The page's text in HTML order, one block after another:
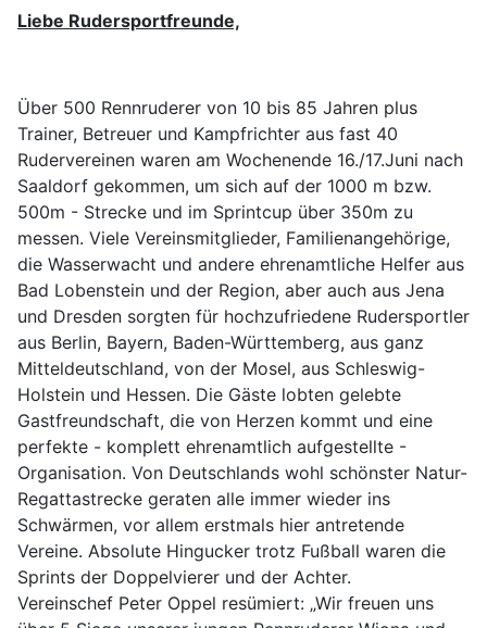
Liebe Rudersportfreunde,
Über 500 Rennruderer von 10 bis 85 Jahren plus
Trainer, Betreuer und Kampfrichter aus fast 40
Rudervereinen waren am Wochenende 16./17.Juni nach
Saaldorf gekommen, um sich auf der 1000 m bzw.
500m - Strecke und im Sprintcup über 350m zu
messen. Viele Vereinsmitglieder, Familienangehörige,
die Wasserwacht und andere ehrenamtliche Helfer aus
Bad Lobenstein und der Region, aber auch aus Jena
und Dresden sorgten für hochzufriedene Rudersportler
aus Berlin, Bayern, Baden-Württemberg, aus ganz
Mitteldeutschland, von der Mosel, aus Schleswig-
Holstein und Hessen. Die Gäste lobten gelebte
Gastfreundschaft, die von Herzen kommt und eine
perfekte - komplett ehrenamtlich aufgestellte -
Organisation. Von Deutschlands wohl schönster Natur-
Regattastrecke geraten alle immer wieder ins
Schwärmen, vor allem erstmals hier antretende
Vereine. Absolute Hingucker trotz Fußball waren die
Sprints der Doppelvierer und der Achter.
Vereinschef Peter Oppel resümiert: „Wir freuen uns